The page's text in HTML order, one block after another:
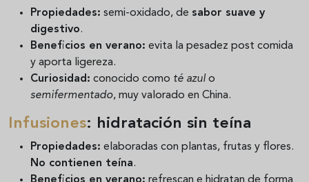
Propiedades: semi-oxidado, de sabor suave y
digestivo.
Beneficios en verano: evita la pesadez post comida
y aporta ligereza.
Curiosidad: conocido como té azul o
semifermentado, muy valorado en China.
Infusiones: hidratación sin teína
Propiedades: elaboradas con plantas, frutas y flores.
No contienen teína.